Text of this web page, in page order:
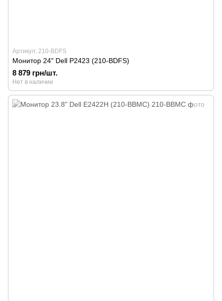
Артикул: 210-BDFS
Монитор 24" Dell P2423 (210-BDFS)
8 879 грн/шт.
Нет в наличии